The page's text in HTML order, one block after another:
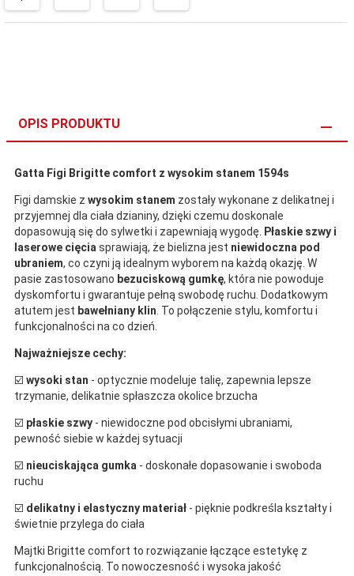
OPIS PRODUKTU
Gatta Figi Brigitte comfort z wysokim stanem 1594s
Figi damskie z wysokim stanem zostały wykonane z delikatnej i
przyjemnej dla ciała dzianiny, dzięki czemu doskonale
dopasowują się do sylwetki i zapewniają wygodę. Płaskie szwy i
laserowe cięcia sprawiają, że bielizna jest niewidoczna pod
ubraniem, co czyni ją idealnym wyborem na każdą okazję. W
pasie zastosowano bezuciskową gumkę, która nie powoduje
dyskomfortu i gwarantuje pełną swobodę ruchu. Dodatkowym
atutem jest bawełniany klin . To połączenie stylu, komfortu i
funkcjonalności na co dzień.
Najważniejsze cechy:
☑️ wysoki stan - optycznie modeluje talię, zapewnia lepsze
trzymanie, delikatnie spłaszcza okolice brzucha
☑️ płaskie szwy - niewidoczne pod obcisłymi ubraniami,
pewność siebie w każdej sytuacji
☑️ nieuciskająca gumka - doskonałe dopasowanie i swoboda
ruchu
☑️ delikatny i elastyczny materiał - pięknie podkreśla kształty i
świetnie przylega do ciała
Majtki Brigitte comfort to rozwiązanie łączące estetykę z
funkcjonalnością. To nowoczesność i wysoka jakość